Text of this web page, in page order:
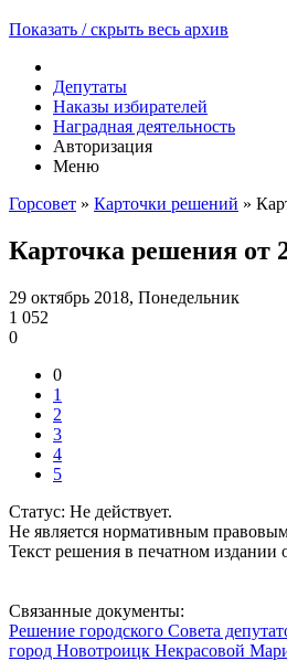
Показать / скрыть весь архив
Депутаты
Наказы избирателей
Наградная деятельность
Авторизация
Меню
Горсовет » Карточки решений »
Карточка решения от
29 октябрь 2018, Понедельник
1 052
0
0
1
2
3
4
5
Статус: Не действует.
Не является нормативным
Текст решения в печатном издании
Связанные документы:
Решение городского Совета
город Новотроицк Некрасовой